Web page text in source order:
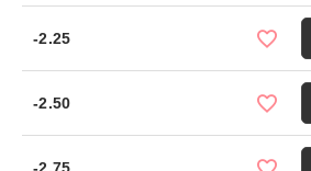
-2.25
-2.50